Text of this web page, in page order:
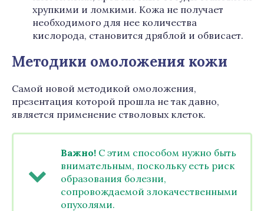
хрупкими и ломкими. Кожа не получает
необходимого для нее количества
кислорода, становится дряблой и обвисает.
Методики омоложения кожи
Самой новой методикой омоложения,
презентация которой прошла не так давно,
является применение стволовых клеток.
Важно! С этим способом нужно быть
внимательным, поскольку есть риск
образования болезни,
сопровождаемой злокачественными
опухолями.